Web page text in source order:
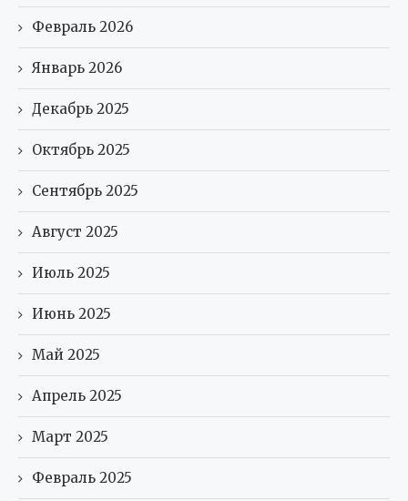
Февраль 2026
Январь 2026
Декабрь 2025
Октябрь 2025
Сентябрь 2025
Август 2025
Июль 2025
Июнь 2025
Май 2025
Апрель 2025
Март 2025
Февраль 2025